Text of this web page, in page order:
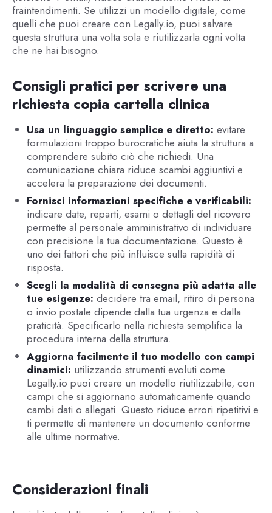
fraintendimenti. Se utilizzi un modello digitale, come
quelli che puoi creare con Legally.io, puoi salvare
questa struttura una volta sola e riutilizzarla ogni volta
che ne hai bisogno.
Consigli pratici per scrivere una
richiesta copia cartella clinica
Usa un linguaggio semplice e diretto: evitare
formulazioni troppo burocratiche aiuta la struttura a
comprendere subito ciò che richiedi. Una
comunicazione chiara riduce scambi aggiuntivi e
accelera la preparazione dei documenti.
Fornisci informazioni specifiche e verificabili:
indicare date, reparti, esami o dettagli del ricovero
permette al personale amministrativo di individuare
con precisione la tua documentazione. Questo è
uno dei fattori che più influisce sulla rapidità di
risposta.
Scegli la modalità di consegna più adatta alle
tue esigenze: decidere tra email, ritiro di persona
o invio postale dipende dalla tua urgenza e dalla
praticità. Specificarlo nella richiesta semplifica la
procedura interna della struttura.
Aggiorna facilmente il tuo modello con campi
dinamici: utilizzando strumenti evoluti come
Legally.io puoi creare un modello riutilizzabile, con
campi che si aggiornano automaticamente quando
cambi dati o allegati. Questo riduce errori ripetitivi e
ti permette di mantenere un documento conforme
alle ultime normative.
Considerazioni finali